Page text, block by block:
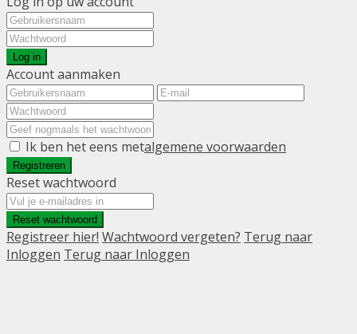
Log in
Account aanmaken
Ik ben het eens metalgemene voorwaarden
Registreren
Reset wachtwoord
Reset wachtwoord
Registreer hier! Wachtwoord vergeten? Terug naar
Inloggen Terug naar Inloggen